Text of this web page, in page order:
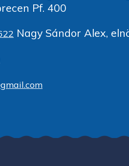
Pf. 400
Nagy Sándor Alex,